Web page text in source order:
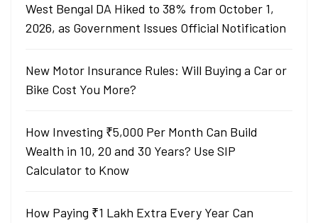
West Bengal DA Hiked to 38% from October 1,
2026, as Government Issues Official Notification
New Motor Insurance Rules: Will Buying a Car or
Bike Cost You More?
How Investing ₹5,000 Per Month Can Build
Wealth in 10, 20 and 30 Years? Use SIP
Calculator to Know
How Paying ₹1 Lakh Extra Every Year Can